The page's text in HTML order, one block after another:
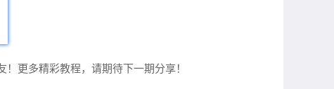
更多精彩教程，请期待下一期分享！